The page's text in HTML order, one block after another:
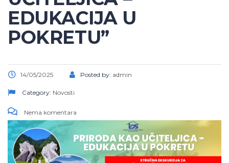
EDUKACIJA U
POKRETU”
14/05/2025 Posted by: admin
Category: Novosti
Nema komentara